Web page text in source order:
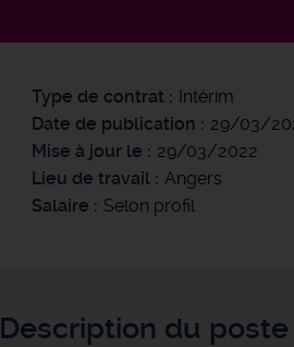
Type de contrat
Intérim
Date de publication
29/03/
Mise à jour le
29/03/2022
Lieu de travail
Angers
Salaire
Selon profil
Description du poste